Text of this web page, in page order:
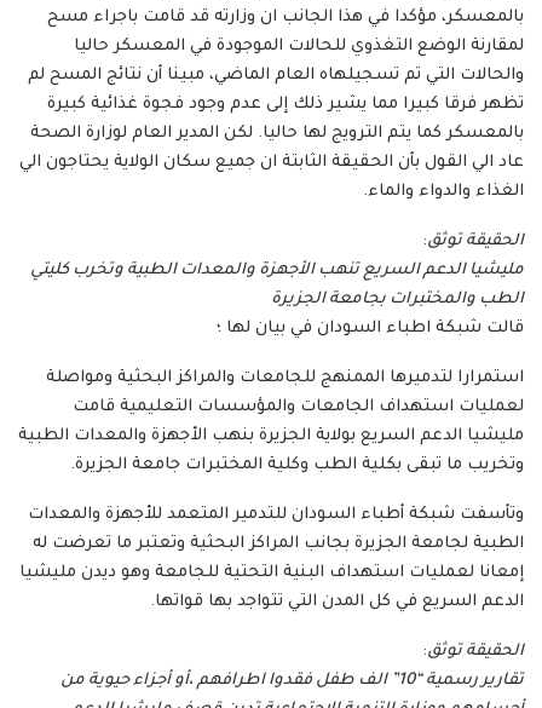
بالمعسكر، مؤكدا في هذا الجانب ان وزارته قد قامت باجراء مسح
لمقارنة الوضع التغذوي للحالات الموجودة في المعسكر حاليا
والحالات التي تم تسجيلهاه العام الماضي، مبينا أن نتائج المسح لم
تظهر فرقا كبيرا مما يشير ذلك إلى عدم وجود فجوة غذائية كبيرة
بالمعسكر كما يتم الترويج لها حاليا. لكن المدير العام لوزارة الصحة
عاد الي القول بأن الحقيقة الثابتة ان جميع سكان الولاية يحتاجون الي
الغذاء والدواء والماء.
الحقيقة توثق:
مليشيا الدعم السريع تنهب الأجهزة والمعدات الطبية وتخرب كليتي
الطب والمختبرات بجامعة الجزيرة
قالت شبكة اطباء السودان في بيان لها ؛
استمرارا لتدميرها الممنهج للجامعات والمراكز البحثية ومواصلة
لعمليات استهداف الجامعات والمؤسسات التعليمية قامت
مليشيا الدعم السريع بولاية الجزيرة بنهب الأجهزة والمعدات الطبية
وتخريب ما تبقى بكلية الطب وكلية المختبرات جامعة الجزيرة.
وتأسفت شبكة أطباء السودان للتدمير المتعمد للأجهزة والمعدات
الطبية لجامعة الجزيرة بجانب المراكز البحثية وتعتبر ما تعرضت له
إمعانا لعمليات استهداف البنية التحتية للجامعة وهو ديدن مليشيا
الدعم السريع في كل المدن التي تتواجد بها قواتها.
الحقيقة توثق:
تقارير رسمية “10” الف طفل فقدوا اطرافهم ،أو أجزاء حيوية من